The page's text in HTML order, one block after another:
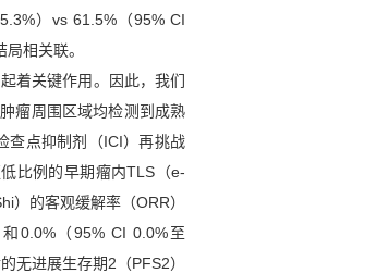
）vs 61.5%（95% CI
相关联。
着关键作用。因此，我们
瘤周围区域均检测到成熟
查点抑制剂（ICI）再挑战
比例的早期瘤内TLS（e-
）的客观缓解率（ORR）
0.0%（95% CI 0.0%至
无进展生存期2（PFS2）